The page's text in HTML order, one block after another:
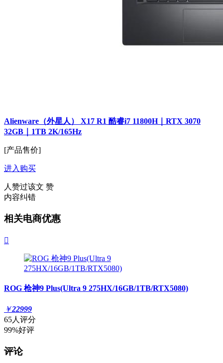
Alienware（外星人） X17 R1 酷睿i7 11800H｜RTX 3070
32GB｜1TB 2K/165Hz
[产品售价]
进入购买
人赞过该文 赞
内容纠错
相关电商优惠

ROG 枪神9 Plus(Ultra 9 275HX/16GB/1TB/RTX5080)
￥22999
65人评分
99%好评
评论